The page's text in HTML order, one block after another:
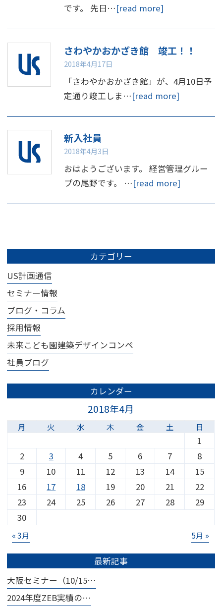
です。 先日…[read more]
さわやかおかざき館 竣工！！
2018年4月17日
「さわやかおかざき館」が、4月10日予
定通り竣工しま…[read more]
新入社員
2018年4月3日
おはようございます。 経営管理グルー
プの尾野です。 …[read more]
カテゴリー
US計画通信
セミナー情報
ブログ・コラム
採用情報
未来こども園建築デザインコンペ
社員ブログ
カレンダー
2018年4月
月 火 水 木 金 土 日
« 3月 5月 »
1
2
3 4 5 6 7
8
9
10 11 12 13 14
15
16
17 18 19 20 21
22
23
24 25 26 27 28
29
30
最新記事
大阪セミナー（10/15…
2024年度ZEB実績の…